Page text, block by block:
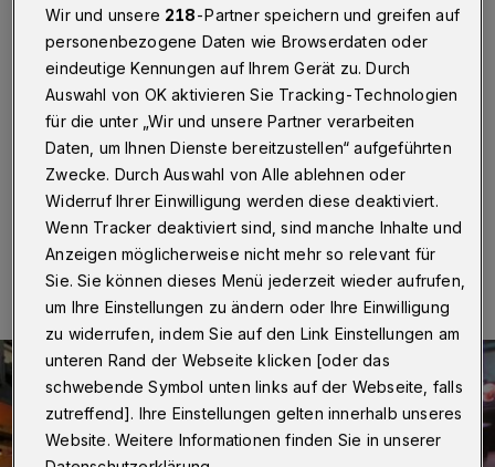
Wuppertal· Marc Schulz hat das OB-Kandidaten-
Quiz der Wuppertaler Rundschau gewonnen. Der
Grüne setzte sich am Montagabend (31. August 2015)
im Wuppertaler Brauhaus vor Peter Jung (CDU) und
Gunhild Böth (Linke) durch.
Eine Minute Lesezeit
Wir und unsere 218-Partner speichern und greifen auf
personenbezogene Daten wie Browserdaten oder
eindeutige Kennungen auf Ihrem Gerät zu. Durch
Auswahl von OK aktivieren Sie Tracking-Technologien
für die unter „Wir und unsere Partner verarbeiten
Daten, um Ihnen Dienste bereitzustellen“ aufgeführten
Zwecke. Durch Auswahl von Alle ablehnen oder
Widerruf Ihrer Einwilligung werden diese deaktiviert.
Wenn Tracker deaktiviert sind, sind manche Inhalte und
Anzeigen möglicherweise nicht mehr so relevant für
Sie. Sie können dieses Menü jederzeit wieder aufrufen,
um Ihre Einstellungen zu ändern oder Ihre Einwilligung
zu widerrufen, indem Sie auf den Link Einstellungen am
unteren Rand der Webseite klicken [oder das
schwebende Symbol unten links auf der Webseite, falls
zutreffend]. Ihre Einstellungen gelten innerhalb unseres
Website. Weitere Informationen finden Sie in unserer